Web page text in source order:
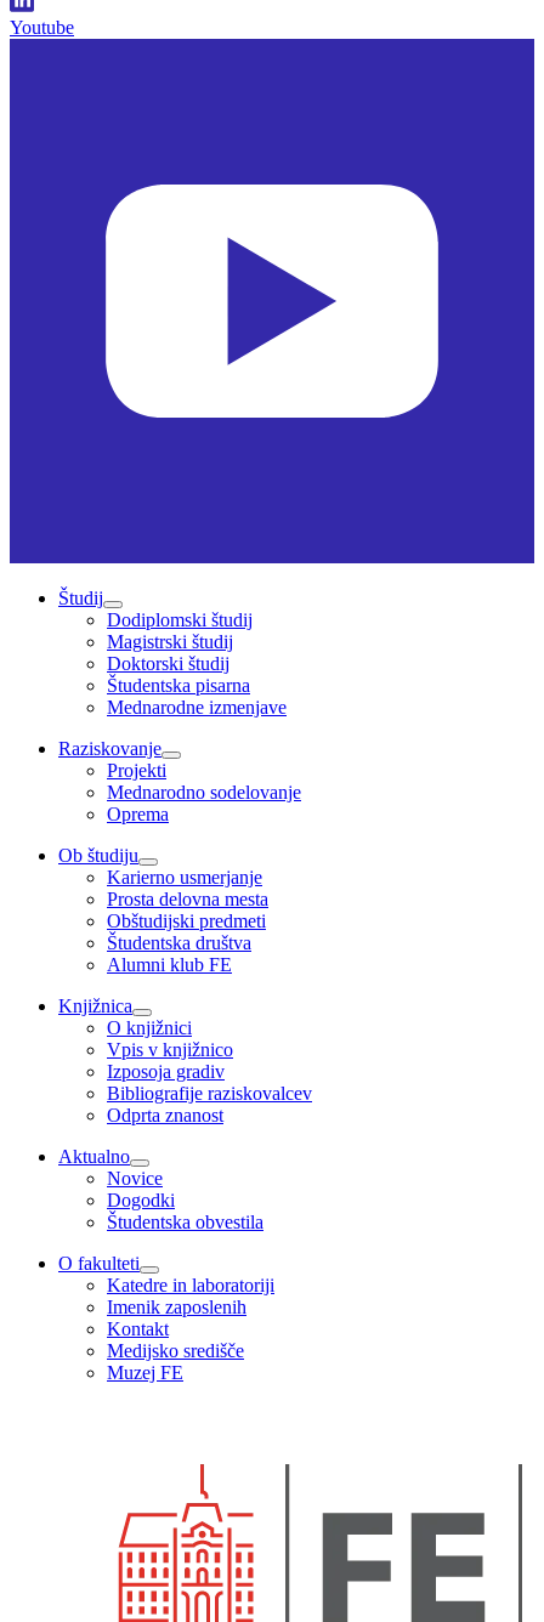
Youtube
Študij
Dodiplomski študij
Magistrski študij
Doktorski študij
Študentska pisarna
Mednarodne izmenjave
Raziskovanje
Projekti
Mednarodno sodelovanje
Oprema
Ob študiju
Karierno usmerjanje
Prosta delovna mesta
Obštudijski predmeti
Študentska društva
Alumni klub FE
Knjižnica
O knjižnici
Vpis v knjižnico
Izposoja gradiv
Bibliografije raziskovalcev
Odprta znanost
Aktualno
Novice
Dogodki
Študentska obvestila
O fakulteti
Katedre in laboratoriji
Imenik zaposlenih
Kontakt
Medijsko središče
Muzej FE